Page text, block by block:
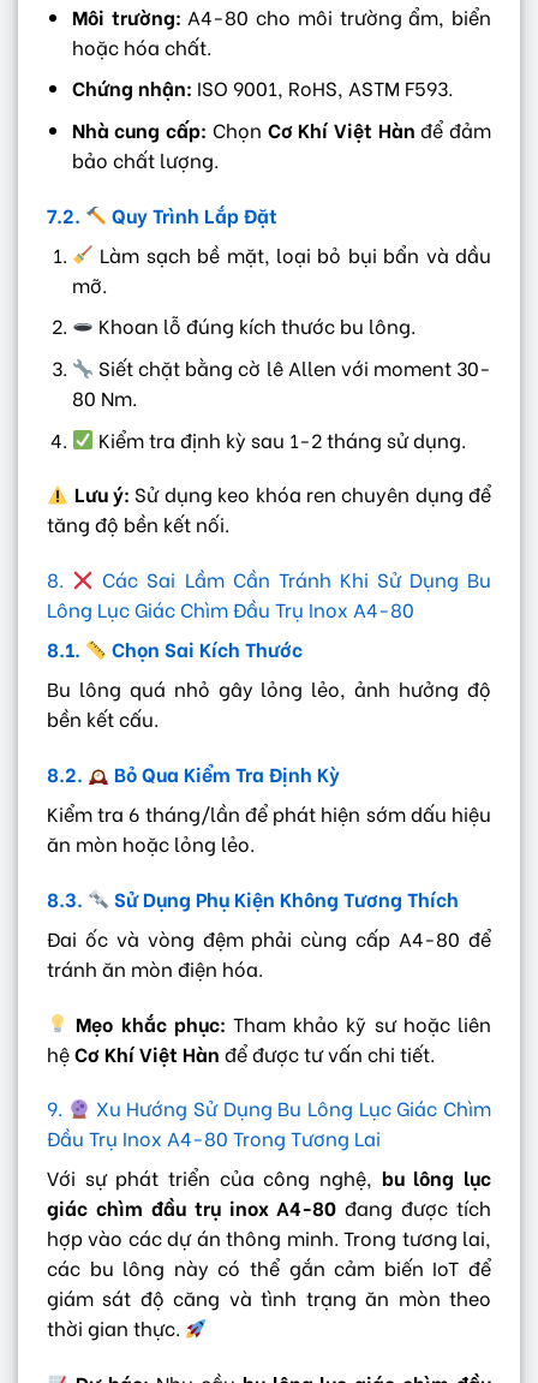
Môi trường: A4-80 cho môi trường ẩm, biển
hoặc hóa chất.
Chứng nhận: ISO 9001, RoHS, ASTM F593.
Nhà cung cấp: Chọn Cơ Khí Việt Hàn để đảm
bảo chất lượng.
7.2.
Quy Trình Lắp Đặt
Làm sạch bề mặt, loại bỏ bụi bẩn và dầu
mỡ.
Khoan lỗ đúng kích thước bu lông.
Siết chặt bằng cờ lê Allen với moment 30-
80 Nm.
Kiểm tra định kỳ sau 1-2 tháng sử dụng.
Lưu ý: Sử dụng keo khóa ren chuyên dụng để
tăng độ bền kết nối.
8.
Các Sai Lầm Cần Tránh Khi Sử Dụng Bu
Lông Lục Giác Chìm Đầu Trụ Inox A4-80
8.1.
Chọn Sai Kích Thước
Bu lông quá nhỏ gây lỏng lẻo, ảnh hưởng độ
bền kết cấu.
8.2.
Bỏ Qua Kiểm Tra Định Kỳ
Kiểm tra 6 tháng/lần để phát hiện sớm dấu hiệu
ăn mòn hoặc lỏng lẻo.
8.3.
Sử Dụng Phụ Kiện Không Tương Thích
Đai ốc và vòng đệm phải cùng cấp A4-80 để
tránh ăn mòn điện hóa.
Mẹo khắc phục: Tham khảo kỹ sư hoặc liên
hệCơ Khí Việt Hàn để được tư vấn chi tiết.
9.
Xu Hướng Sử Dụng Bu Lông Lục Giác Chìm
Đầu Trụ Inox A4-80 Trong Tương Lai
Với sự phát triển của công nghệ, bu lông lục
giác chìm đầu trụ inox A4-80 đang được tích
hợp vào các dự án thông minh. Trong tương lai,
các bu lông này có thể gắn cảm biến IoT để
giám sát độ căng và tình trạng ăn mòn theo
thời gian thực.